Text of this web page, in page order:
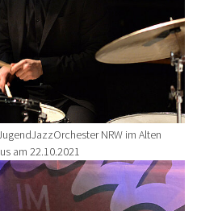
NRW im Alten
am 22.10.2021